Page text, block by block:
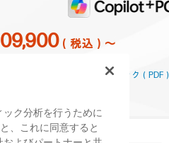
（税込）～
詳細スペック（PDF）
情報
ク分析を行うために
、これに同意すると